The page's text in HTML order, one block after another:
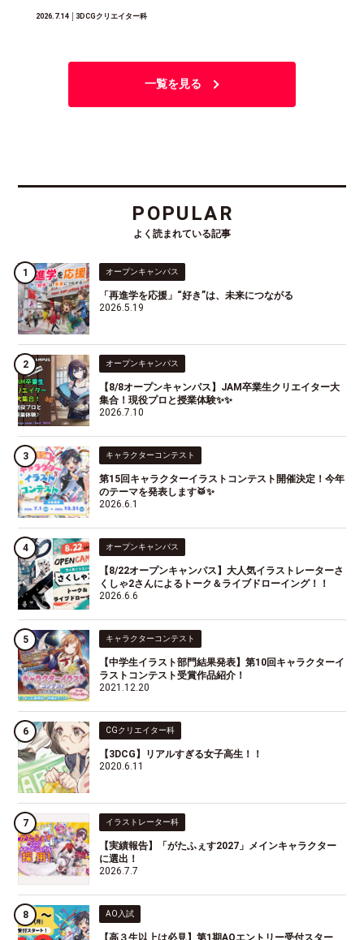
2026.7.14│3DCGクリエイター科
一覧を見る
POPULAR
よく読まれている記事
オープンキャンパス
「再進学を応援」“好き”は、未来につながる
2026.5.19
オープンキャンパス
【8/8オープンキャンパス】JAM卒業生クリエイター大
集合！現役プロと授業体験✨✨
2026.7.10
キャラクターコンテスト
第15回キャラクターイラストコンテスト開催決定！今年
のテーマを発表します🥁✨
2026.6.1
オープンキャンパス
【8/22オープンキャンパス】大人気イラストレーターさ
くしゃ2さんによるトーク＆ライブドローイング！！
2026.6.6
キャラクターコンテスト
【中学生イラスト部門結果発表】第10回キャラクターイ
ラストコンテスト受賞作品紹介！
2021.12.20
CGクリエイター科
【3DCG】リアルすぎる女子高生！！
2020.6.11
イラストレーター科
【実績報告】「がたふぇす2027」メインキャラクター
に選出！
2026.7.7
AO入試
【高３生以上は必見】第1期AOエントリー受付スター